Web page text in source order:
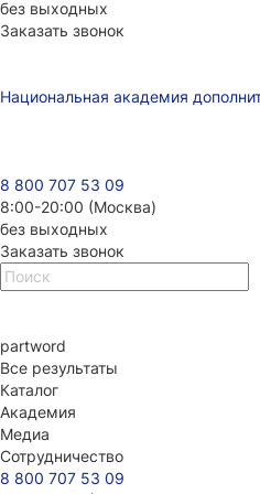
без выходных
Заказать звонок
Национальная академия
8 800 707 53 09
8:00-20:00 (Москва)
без выходных
Заказать звонок
partword
Все результаты
Каталог
Академия
Медиа
Сотрудничество
8 800 707 53 09